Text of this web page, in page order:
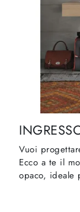
Vuoi
Ecco a te il
opaco, ideale